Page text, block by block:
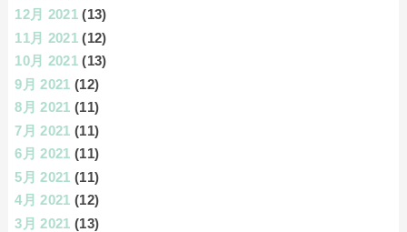
12月 2021 (13)
11月 2021 (12)
10月 2021 (13)
9月 2021 (12)
8月 2021 (11)
7月 2021 (11)
6月 2021 (11)
5月 2021 (11)
4月 2021 (12)
3月 2021 (13)